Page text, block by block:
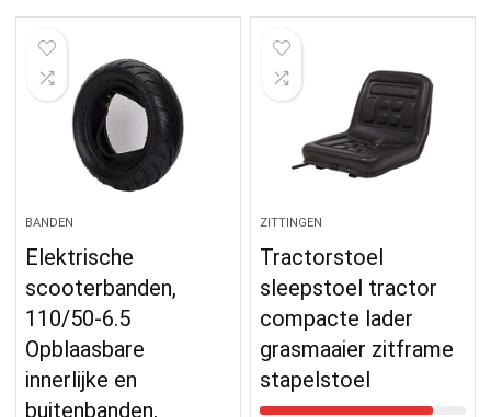
BANDEN
Elektrische
scooterbanden,
110/50-6.5
Opblaasbare
innerlijke en
buitenbanden,
ZITTINGEN
Tractorstoel
sleepstoel tractor
compacte lader
grasmaaier zitframe
stapelstoel